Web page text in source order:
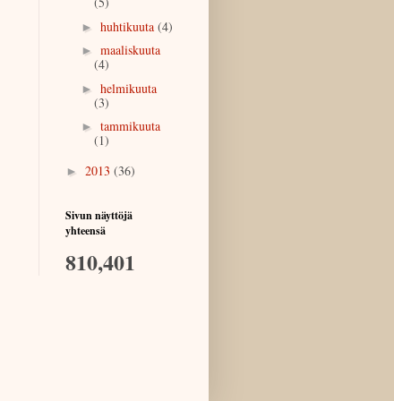
► huhtikuuta (4)
► maaliskuuta
(4)
► helmikuuta
(3)
► tammikuuta
(1)
► 2013 (36)
Sivun näyttöjä
yhteensä
810,401